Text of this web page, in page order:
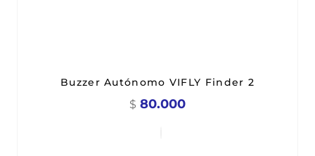
Buzzer Autónomo VIFLY Finder 2
$ 80.000